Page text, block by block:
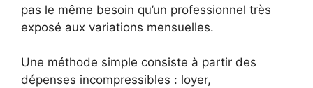
pas le même besoin qu’un professionnel très
exposé aux variations mensuelles.
Une méthode simple consiste à partir des
dépenses incompressibles : loyer,